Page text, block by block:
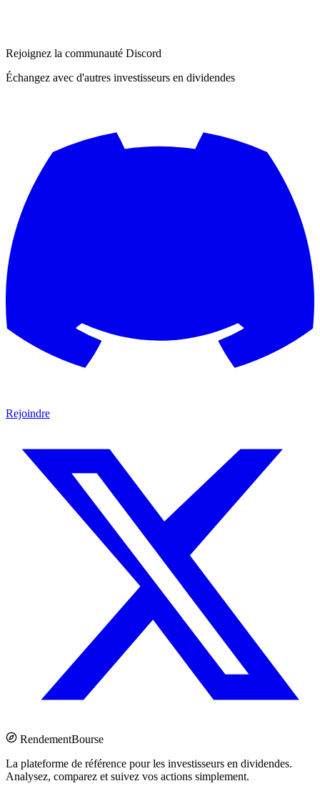
Rejoignez la communauté Discord
Échangez avec d'autres investisseurs en dividendes
Rejoindre
RendementBourse
La plateforme de référence pour les investisseurs en dividendes.
Analysez, comparez et suivez vos actions simplement.